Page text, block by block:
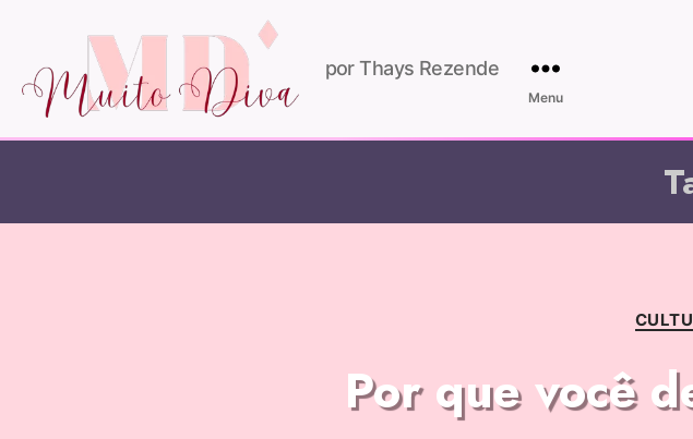
por Thays Rezende
Menu
Por que você